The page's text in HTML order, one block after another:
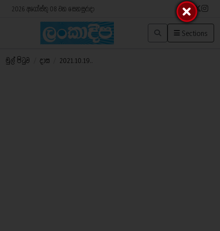
2026 අගෝස්තු 08 වන සෙනසුරාදා
Sections
මුල් පිටුව දාස 2021.10.19..